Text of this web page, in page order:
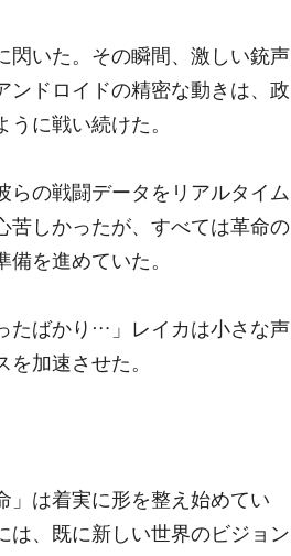
閃いた。その瞬間、激しい銃声
ンドロイドの精密な動きは、政
に戦い続けた。
らの戦闘データをリアルタイム
苦しかったが、すべては革命の
を進めていた。
たばかり…」レイカは小さな声
加速させた。
」は着実に形を整え始めてい
は、既に新しい世界のビジョン